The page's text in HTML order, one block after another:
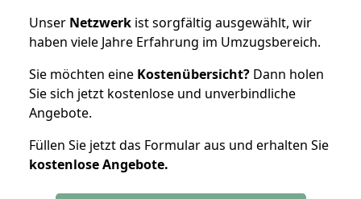
Unser Netzwerk ist sorgfältig ausgewählt, wir
haben viele Jahre Erfahrung im Umzugsbereich.
Sie möchten eine Kostenübersicht? Dann holen
Sie sich jetzt kostenlose und unverbindliche
Angebote.
Füllen Sie jetzt das Formular aus und erhalten Sie
kostenloseAngebote.